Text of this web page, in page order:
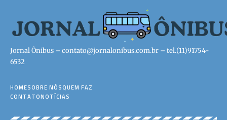
Jornal Ônibus – contato@jornalonibus.com.br – tel.(11)91754-
6532
HOMESOBRE NÓSQUEM FAZ
CONTATONOTÍCIAS